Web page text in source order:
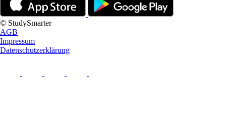
© StudySmarter
AGB
Impressum
Datenschutzerklärung